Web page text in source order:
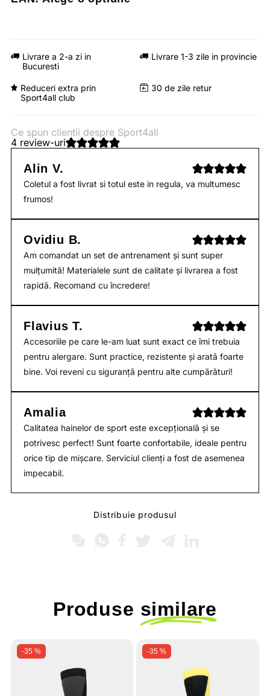
Livrare a 2-a zi in
Bucuresti
Livrare 1-3 zile in provincie
Reduceri extra prin
Sport4all club
30 de zile retur
Ce spun clientii despre Sport4all
4 review-uri
Alin V.
Coletul a fost livrat si totul este in regula, va multumesc
frumos!
Ovidiu B.
Am comandat un set de antrenament și sunt super
mulțumită! Materialele sunt de calitate și livrarea a fost
rapidă. Recomand cu încredere!
Flavius T.
Accesoriile pe care le-am luat sunt exact ce îmi trebuia
pentru alergare. Sunt practice, rezistente și arată foarte
bine. Voi reveni cu siguranță pentru alte cumpărături!
Amalia
Calitatea hainelor de sport este excepțională și se
potrivesc perfect! Sunt foarte confortabile, ideale pentru
orice tip de mișcare. Serviciul clienți a fost de asemenea
impecabil.
Distribuie produsul
Produse similare
-35 % -35 %